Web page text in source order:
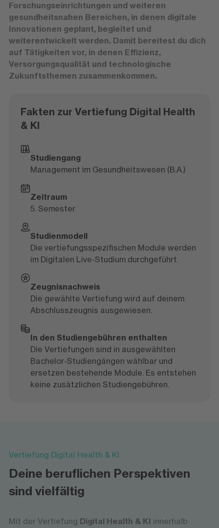
Forschungseinrichtungen und weiteren
gesundheitsnahen Bereichen, in denen digitale
Innovationen geplant, begleitet und
weiterentwickelt werden. Damit bereitest du dich
auf Tätigkeiten vor, in denen Effizienz,
Versorgungsqualität und technologische
Zukunftsthemen zusammenkommen.
Fakten zur Vertiefung Digital Health
& KI
Studiengang
Management im Gesundheitswesen (B.A.)
Zeitraum
5. Semester
Studienmodell
Die vertiefungsspezifischen Module werden
im Digitalen Live-Studium durchgeführt.
Zeugnisnachweis
Die gewählte Vertiefung wird auf deinem
Abschlusszeugnis ausgewiesen.
In den Studiengebühren enthalten
Die Vertiefungen sind in ausgewählten
Bachelor-Studiengängen wählbar und
ersetzen bestehende Module. Es entstehen
keine zusätzlichen Studiengebühren.
Vertiefung Digital Health & KI
Deine beruflichen Perspektiven
sind vielfältig
Mit der Vertiefung Digital Health & KI innerhalb